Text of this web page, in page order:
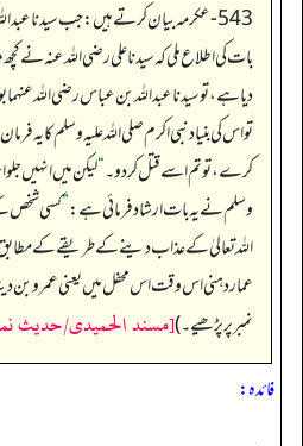
543- عکرمہ بیان کرتے ہیں: جب سيدنا
بات کی اطلاع ملی کہ سیدنا علی رضی اللہ عنہ نے
دیا ہے، تو سيدنا عبدالله بن عباس رضی اللہ
تو اس کی بنیاد نبی اکرم صلی اللہ علیہ وسلم کا یہ
کرے، تو تم اسے قتل کردو۔“لیکن میں انہیں
وسلم نے یہ بات ارشاد فرمائی ہے:”کسی شخص
اللہ تعالیٰ کے عذاب دینے کے طریقے کے
عمار دہنی اس وقت اس محفل میں یعنی عمرو
نمبر پر پڑھیے۔)[مسند الحمیدی/حدیث
فائدہ: